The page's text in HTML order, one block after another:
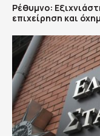
Ρέθυμνο:
επιχείρηση και